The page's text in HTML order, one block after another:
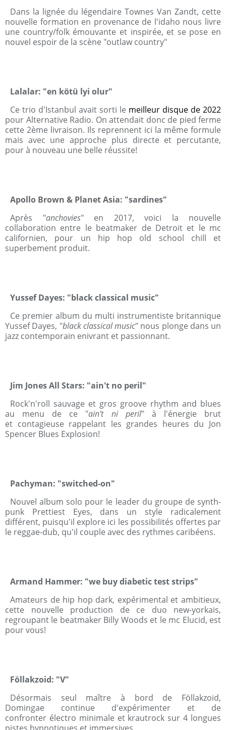
Dans la lignée du légendaire Townes Van Zandt, cette
nouvelle formation en provenance de l'idaho nous livre
une country/folk émouvante et inspirée, et se pose en
nouvel espoir de la scène "outlaw country"
Lalalar: "en kötü lyi olur"
Ce trio d'Istanbul avait sorti le meilleur disque de 2022
pour Alternative Radio. On attendait donc de pied ferme
cette 2ème livraison. Ils reprennent ici la même formule
mais avec une approche plus directe et percutante,
pour à nouveau une belle réussite!
Apollo Brown & Planet Asia: "sardines"
Après "anchovies" en 2017, voici la nouvelle
collaboration entre le beatmaker de Detroit et le mc
californien, pour un hip hop old school chill et
superbement produit.
Yussef Dayes: "black classical music"
Ce premier album du multi instrumentiste britannique
Yussef Dayes, "black classical music" nous plonge dans un
jazz contemporain enivrant et passionnant.
Jim Jones All Stars: "ain't no peril"
Rock'n'roll sauvage et gros groove rhythm and blues
au menu de ce "ain't ni peril" à l'énergie brut
et contagieuse rappelant les grandes heures du Jon
Spencer Blues Explosion!
Pachyman: "switched-on"
Nouvel album solo pour le leader du groupe de synth-
punk Prettiest Eyes, dans un style radicalement
différent, puisqu'il explore ici les possibilités offertes par
le reggae-dub, qu'il couple avec des rythmes caribéens.
Armand Hammer: "we buy diabetic test strips"
Amateurs de hip hop dark, expérimental et ambitieux,
cette nouvelle production de ce duo new-yorkais,
regroupant le beatmaker Billy Woods et le mc Elucid, est
pour vous!
Föllakzoid: "V"
Désormais seul maître à bord de Föllakzoid,
Domingae continue d'expérimenter et de
confronter électro minimale et krautrock sur 4 longues